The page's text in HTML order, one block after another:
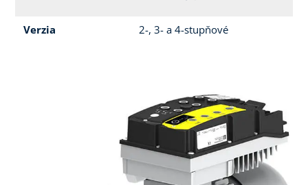
Verzia 2-, 3- a 4-stupňové